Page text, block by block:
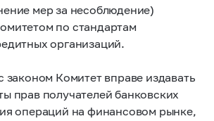
мер за несоблюдение)
по стандартам
организаций.
законом Комитет вправе издавать
прав получателей банковских
операций на финансовом рынке,